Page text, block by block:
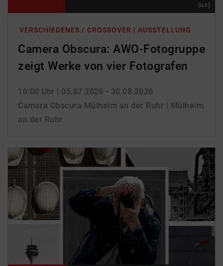
VERSCHIEDENES / CROSSOVER | AUSSTELLUNG
Camera Obscura: AWO-Fotogruppe
zeigt Werke von vier Fotografen
10:00 Uhr | 05.07.2026 - 30.08.2026
Camera Obscura Mülheim an der Ruhr | Mülheim
an der Ruhr
(u.r.)